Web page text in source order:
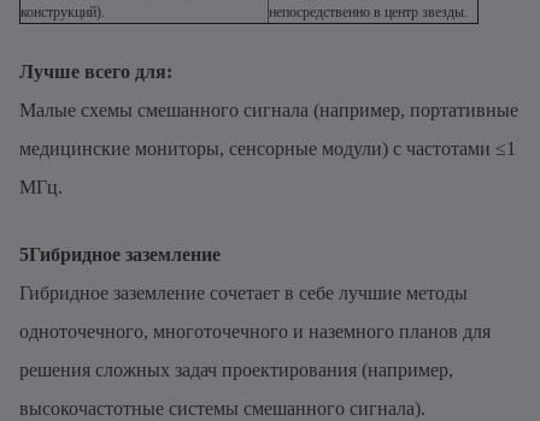
конструкций).
непосредственно в центр звезды.
Лучше всего для:
Малые схемы смешанного сигнала (например, портативные
медицинские мониторы, сенсорные модули) с частотами ≤1
МГц.
5Гибридное заземление
Гибридное заземление сочетает в себе лучшие методы
одноточечного, многоточечного и наземного планов для
решения сложных задач проектирования (например,
высокочастотные системы смешанного сигнала).